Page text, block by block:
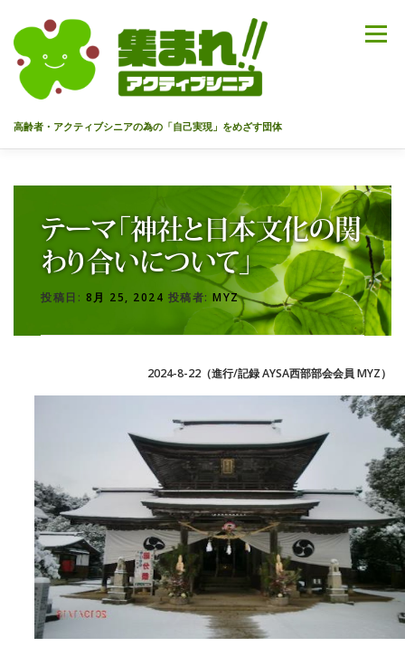
高齢者・アクティブシニアの為の「自己実現」をめざす団体
メニュー
HOME 代表あいさつ 私達について 今までのセミナー
メンバー 情報を募集中！ お問合せ 最新情報
プライバシーポリシー
テーマ「神社と日本文化の関
わり合いについて」
投稿日: 8月 25, 2024 投稿者: MYZ
2024-8-22（進行/記録 AYSA西部部会会員 MYZ）